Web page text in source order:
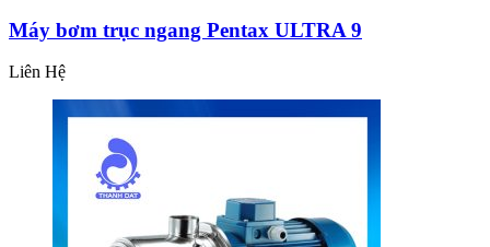
Máy bơm trục ngang Pentax ULTRA 9
Liên Hệ